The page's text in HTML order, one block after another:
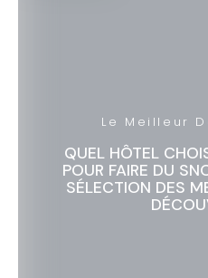
Le Meilleur
QUEL HÔTEL
POUR FAIRE DU
SÉLECTION DES